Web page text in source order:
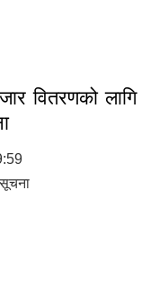
वितरणको लागि